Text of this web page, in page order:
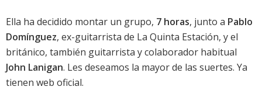
Ella ha decidido montar un grupo, 7 horas, junto a Pablo
Domínguez, ex-guitarrista de La Quinta Estación, y el
británico, también guitarrista y colaborador habitual
John Lanigan. Les deseamos la mayor de las suertes. Ya
tienen web oficial.